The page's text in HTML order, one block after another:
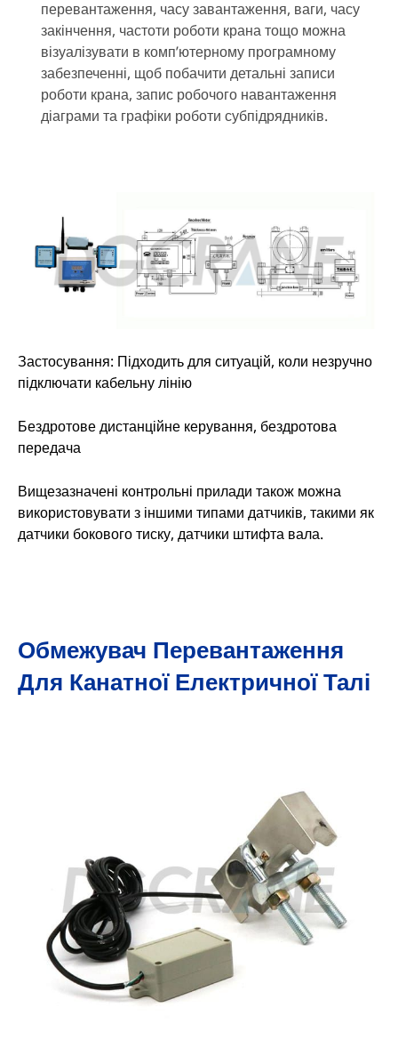
перевантаження, часу завантаження, ваги, часу
закінчення, частоти роботи крана тощо можна
візуалізувати в комп’ютерному програмному
забезпеченні, щоб побачити детальні записи
роботи крана, запис робочого навантаження
діаграми та графіки роботи субпідрядників.
Застосування: Підходить для ситуацій, коли незручно
підключати кабельну лінію
Бездротове дистанційне керування, бездротова
передача
Вищезазначені контрольні прилади також можна
використовувати з іншими типами датчиків, такими як
датчики бокового тиску, датчики штифта вала.
Обмежувач Перевантаження
Для Канатної Електричної Талі